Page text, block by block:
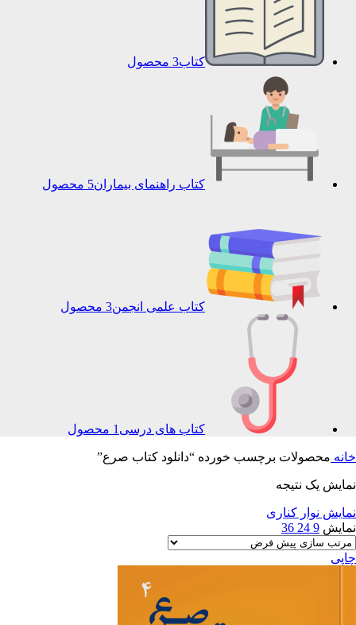
کتاب3 محصول
کتاب راهنمای بیماران5 محصول
کتاب علمی انجمن3 محصول
کتاب های درسی 1 محصول
خانه محصولات برچسب خورده “دانلود کتاب صرع”
نمایش یک نتیجه
نمایش نوار کناری
نمایش 9
24
36
چاپی